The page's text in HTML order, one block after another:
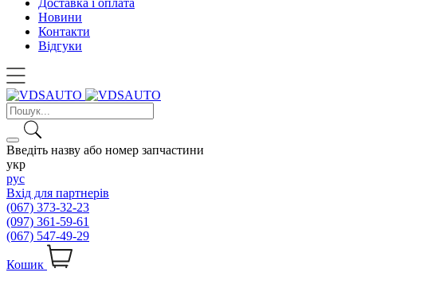
Доставка і оплата
Новини
Контакти
Відгуки
Введіть назву або номер запчастини
укр
рус
Вхід для партнерів
(067) 373-32-23
(097) 361-59-61
(067) 547-49-29
Кошик